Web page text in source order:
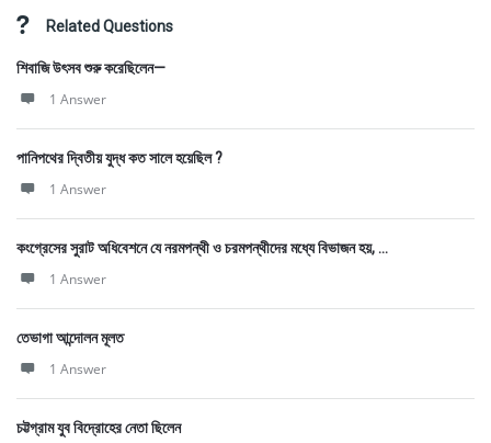
Related Questions
শিবাজি উৎসব শুরু করেছিলেন—
1 Answer
পানিপথের দ্বিতীয় যুদ্ধ কত সালে হয়েছিল ?
1 Answer
কংগ্রেসের সুরাট অধিবেশনে যে নরমপন্থী ও চরমপন্থীদের মধ্যে বিভাজন হয়, ...
1 Answer
তেভাগা আন্দোলন মূলত
1 Answer
চট্টগ্রাম যুব বিদ্রোহের নেতা ছিলেন